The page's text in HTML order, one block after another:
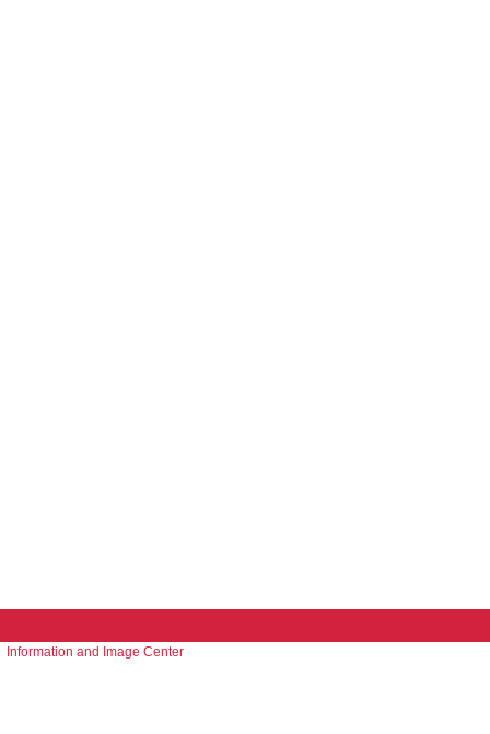
Information and Image Center